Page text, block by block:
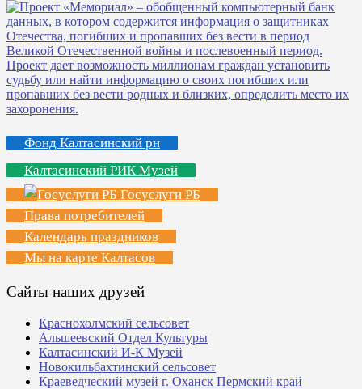
Фонд Калтасинский рн
Калтасинский РИК Музей
Госуслуги РБ
Права потребителей
Календарь праздников
Мы на карте Калтасов
Сайты наших друзей
Краснохолмский сельсовет
Альшеевский Отдел Культуры
Калтасинский И-К Музей
Новокильбахтинский сельсовет
Краеведческий музей г. Оханск Пермский край